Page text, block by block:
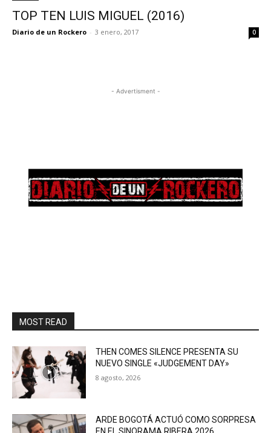
TOP TEN LUIS MIGUEL (2016)
Diario de un Rockero - 3 enero, 2017 0
- Advertisment -
MOST READ
THEN COMES SILENCE PRESENTA SU
NUEVO SINGLE «JUDGEMENT DAY»
8 agosto, 2026
ARDE BOGOTÁ ACTUÓ COMO SORPRESA
EN EL SINORAMA RIBERA 2026